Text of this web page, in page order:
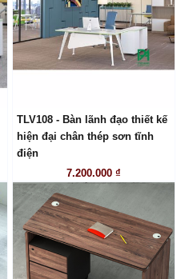
LIÊN HỆ
TLV108 - Bàn lãnh đạo thiết kế
hiện đại chân thép sơn tĩnh
điện
7.200.000 ₫